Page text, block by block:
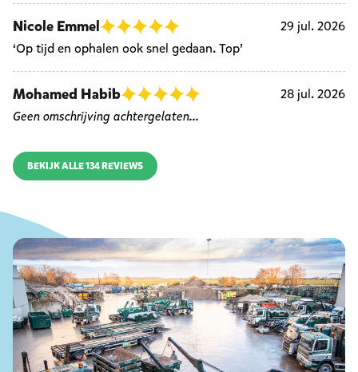
Nicole Emmel
29 jul. 2026
‘Op tijd en ophalen ook snel gedaan. Top’
Mohamed Habib
28 jul. 2026
Geen omschrijving achtergelaten...
BEKIJK ALLE 134 REVIEWS